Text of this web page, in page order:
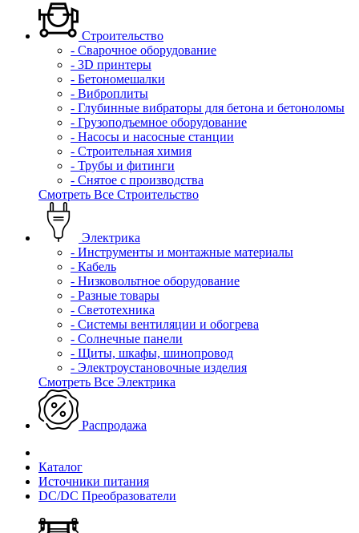
Строительство
- Сварочное оборудование
- 3D принтеры
- Бетономешалки
- Виброплиты
- Глубинные вибраторы для бетона и бетоноломы
- Грузоподъемное оборудование
- Насосы и насосные станции
- Строительная химия
- Трубы и фитинги
- Снятое с производства
Смотреть Все Строительство
Электрика
- Инструменты и монтажные материалы
- Кабель
- Низковольтное оборудование
- Разные товары
- Светотехника
- Системы вентиляции и обогрева
- Солнечные панели
- Щиты, шкафы, шинопровод
- Электроустановочные изделия
Смотреть Все Электрика
Распродажа
Каталог
Источники питания
DC/DC Преобразователи